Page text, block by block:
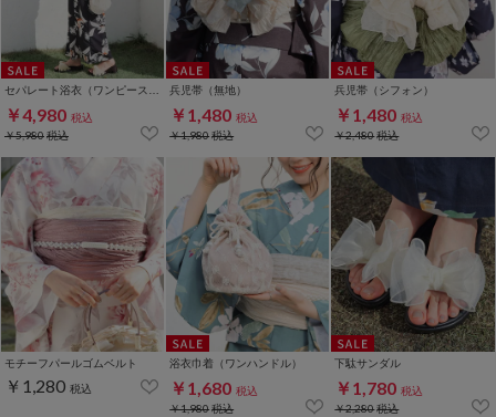
￥4,980 税込
￥5,980税込
兵児帯（無地）
￥1,480 税込
￥1,980税込
兵児帯（シフォン）
￥1,480 税込
￥2,480税込
モチーフパールゴムベルト
￥1,280 税込
浴衣巾着（ワンハンドル）
￥1,680 税込
￥1,980税込
下駄サンダル
￥1,780 税込
￥2,280税込